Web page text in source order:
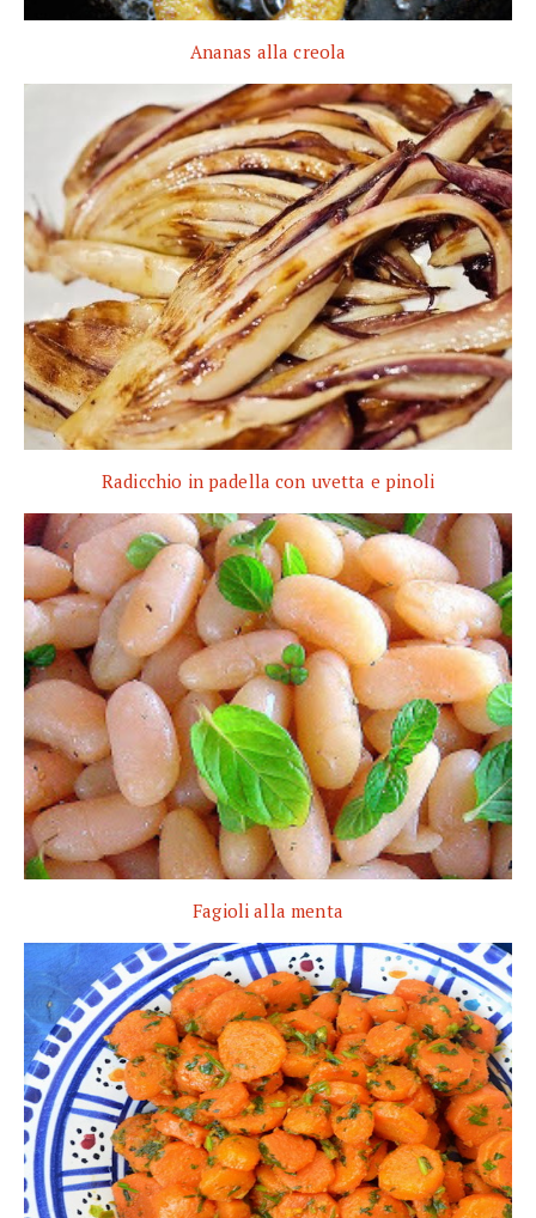
Ananas alla creola
Radicchio in padella con uvetta e pinoli
Fagioli alla menta